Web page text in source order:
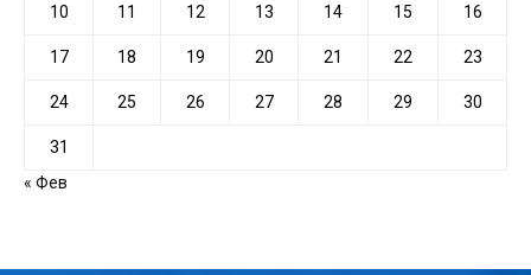
10 11 12 13 14 15 16
17 18 19 20 21 22 23
24 25 26 27 28 29 30
31
« Фев